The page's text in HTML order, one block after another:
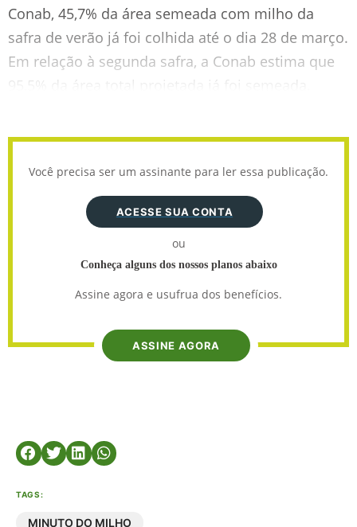
Conab, 45,7% da área semeada com milho da
safra de verão já foi colhida até o dia 28 de março.
Em relação à segunda safra, a Conab estima que
95,5% da área total projetada já foi semeada.
Você precisa ser um assinante para ler essa publicação.
ACESSE SUA CONTA
ou
Conheça alguns dos nossos planos abaixo
Assine agora e usufrua dos benefícios.
ASSINE AGORA
TAGS:
MINUTO DO MILHO